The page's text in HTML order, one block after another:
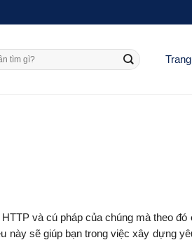
và cú pháp của chúng mà theo
này sẽ giúp bạn trong việc xây dựng